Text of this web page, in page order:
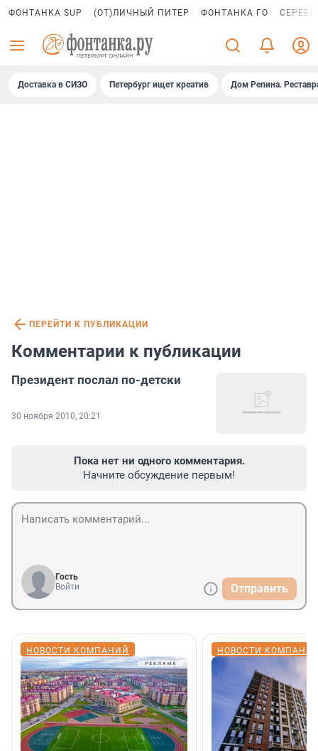
ФОНТАНКА SUP (ОТ)ЛИЧНЫЙ ПИТЕР ФОНТАНКА ГО
Доставка в СИЗО Петербург ищет креатив Дом Репина.
ПЕРЕЙТИ К ПУБЛИКАЦИИ
Комментарии к публикации
Президент послал по-детски
30 ноября 2010, 20:21
Пока нет ни одного комментария.
Начните обсуждение первым!
Гость
Войти
Отправить
НОВОСТИ КОМПАНИЙ НОВОСТИ